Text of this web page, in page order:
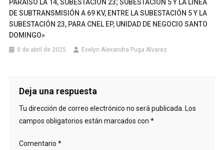
–
IBARRA
A
ROSA
–
PARAÍSO LA 14, SUBESTACIÓN 23; SUBESTACIÓN 5 Y LA LÍNEA
DE SUBTRANSMISIÓN A 69 KV, ENTRE LA SUBESTACIÓN 5 Y LA
SUBESTACIÓN 23, PARA CNEL EP, UNIDAD DE NEGOCIO SANTO
DOMINGO»
8 de abril de 2025 Evelyn Alexandra Puga Alvarez
Deja una respuesta
Tu dirección de correo electrónico no será publicada. Los
campos obligatorios están marcados con *
Comentario *